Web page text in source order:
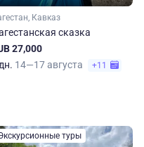
Кавказ
сказка
27,000
14—17 августа +11
туры